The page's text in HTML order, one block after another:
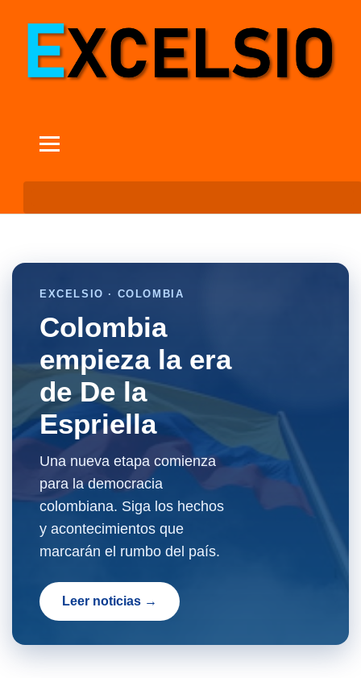
EXCELSIO · COLOMBIA
Colombia
empieza la era
de De la
Espriella
Una nueva etapa comienza
para la democracia
colombiana. Siga los hechos
y acontecimientos que
marcarán el rumbo del país.
Leer noticias →